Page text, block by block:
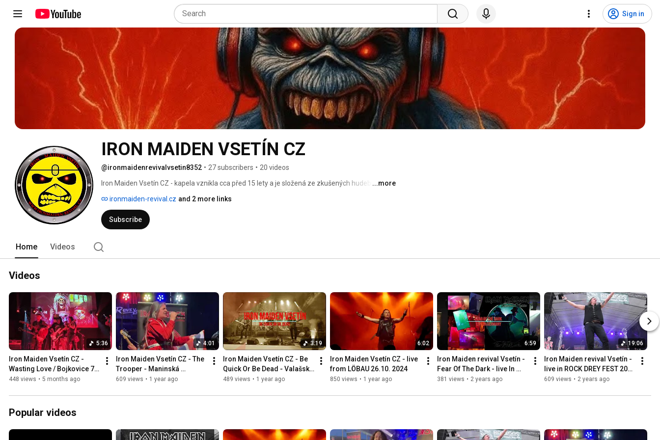
Sign in
IRON MAIDEN VSETÍN CZ
@ironmaidenrevivalvsetin8352 • 27 subscribers • 20 videos
Iron Maiden Vsetín CZ - kapela vznikla cca před 15 lety a je složená ze zkušených hudebníků,
republice, Slovensku, ale také koncerty v Německu, či Polsku. Vystoupení je složeno z největších
hitů Britské metalové legendy a na vystoupení dohlíží i maskot Eddie.
...more
ironmaiden-revival.cz and 2 more links
Subscribe
Home Videos
Videos
5:36
Iron Maiden Vsetín CZ -
Wasting Love / Bojkovice 7.
2. 2026
448 views • 5 months ago
4:01
Iron Maiden Vsetín CZ - The
Trooper - Maninská
Tiesňava /SK 5. 7. 2025/
609 views • 1 year ago
3:19
Iron Maiden Vsetín CZ - Be
Quick Or Be Dead - Valašské
Příkazy 30.12.2024
489 views • 1 year ago
6:02
Iron Maiden Vsetín CZ - live
from LÖBAU 26.10. 2024
850 views • 1 year ago
6:59
Iron Maiden revival Vsetín -
Fear Of The Dark - live In
Germany 2024
381 views • 2 years ago
19:06
Iron Maiden revival Vsetín -
live in ROCK DREY FEST 2023
- part II
609 views • 2 years ago
Popular videos